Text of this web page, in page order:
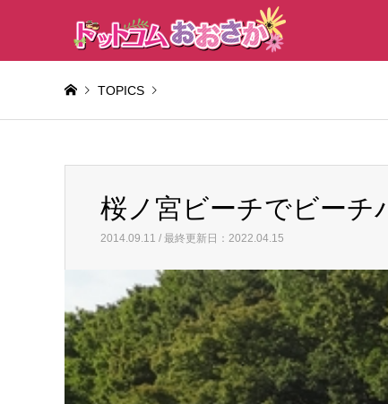
TOPICS
桜ノ宮ビーチでビーチバレー！開催
桜ノ宮ビーチでビーチ
2014.09.11 / 最終更新日：2022.04.15